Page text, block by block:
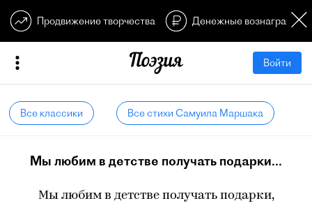
Продвижение творчества Денежные
Войти
Все классики Все стихи Самуила Маршака
Мы любим в детстве получать подарки...
Мы любим в детстве получать подарки,